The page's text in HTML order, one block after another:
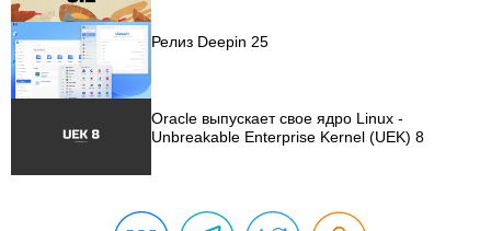
Релиз Deepin 25
Oracle выпускает свое ядро Linux -
Unbreakable Enterprise Kernel (UEK) 8